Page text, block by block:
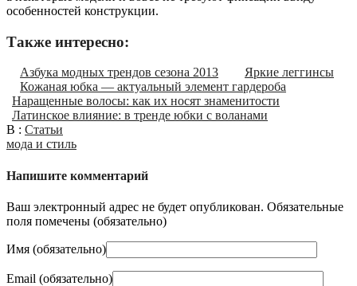
особенностей конструкции.
Также интересно:
Азбука модных трендов сезона 2013
Яркие леггинсы
Кожаная юбка — актуальный элемент гардероба
Наращенные волосы: как их носят знаменитости
Латинское влияние: в тренде юбки с воланами
В : Статьи
мода и стиль
Напишите комментарий
Ваш электронный адрес не будет опубликован. Обязательные
поля помечены (обязательно)
Имя (обязательно)
Email (обязательно)